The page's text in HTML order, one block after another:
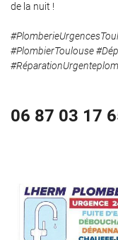
Accueil
de la nuit !
#PlombierToulouse
06 87 03 17